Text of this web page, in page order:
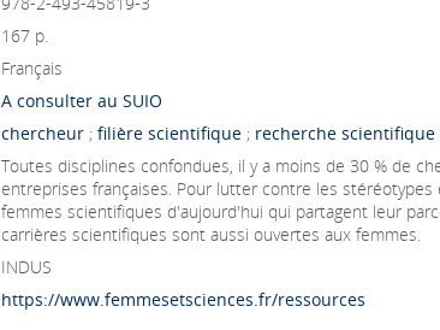
167 p.
Français
A consulter au SUIO
chercheur; filière scientifique; recherche scientifique
Toutes disciplines confondues, il y a moins de 30 % de
entreprises françaises. Pour lutter contre les
femmes scientifiques d'aujourd'hui qui partagent leur
carrières scientifiques sont aussi ouvertes aux femmes.
INDUS
https://www.femmesetsciences.fr/ressources